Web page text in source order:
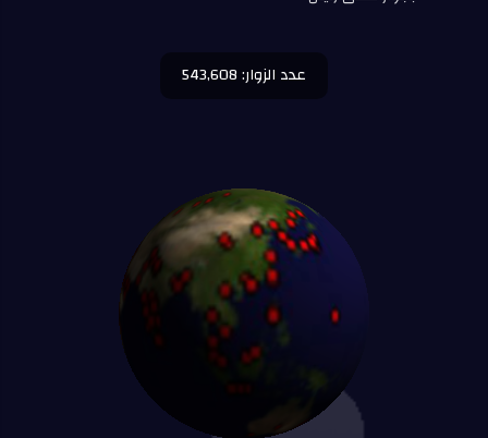
عدد الزوار: 543,608